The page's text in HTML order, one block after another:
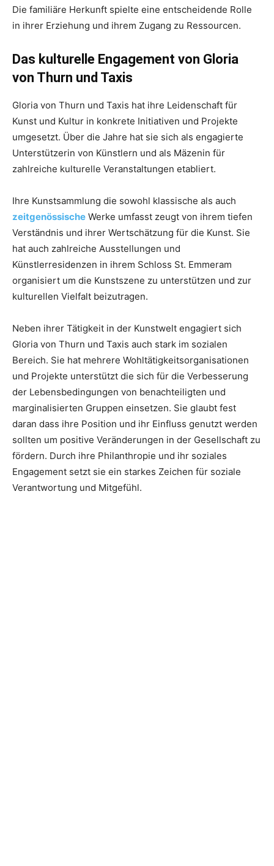
Die familiäre Herkunft spielte eine entscheidende Rolle
in ihrer Erziehung und ihrem Zugang zu Ressourcen.
Das kulturelle Engagement von Gloria
von Thurn und Taxis
Gloria von Thurn und Taxis hat ihre Leidenschaft für
Kunst und Kultur in konkrete Initiativen und Projekte
umgesetzt. Über die Jahre hat sie sich als engagierte
Unterstützerin von Künstlern und als Mäzenin für
zahlreiche kulturelle Veranstaltungen etabliert.
Ihre Kunstsammlung die sowohl klassische als auch
zeitgenössische Werke umfasst zeugt von ihrem tiefen
Verständnis und ihrer Wertschätzung für die Kunst. Sie
hat auch zahlreiche Ausstellungen und
Künstlerresidenzen in ihrem Schloss St. Emmeram
organisiert um die Kunstszene zu unterstützen und zur
kulturellen Vielfalt beizutragen.
Neben ihrer Tätigkeit in der Kunstwelt engagiert sich
Gloria von Thurn und Taxis auch stark im sozialen
Bereich. Sie hat mehrere Wohltätigkeitsorganisationen
und Projekte unterstützt die sich für die Verbesserung
der Lebensbedingungen von benachteiligten und
marginalisierten Gruppen einsetzen. Sie glaubt fest
daran dass ihre Position und ihr Einfluss genutzt werden
sollten um positive Veränderungen in der Gesellschaft zu
fördern. Durch ihre Philanthropie und ihr soziales
Engagement setzt sie ein starkes Zeichen für soziale
Verantwortung und Mitgefühl.